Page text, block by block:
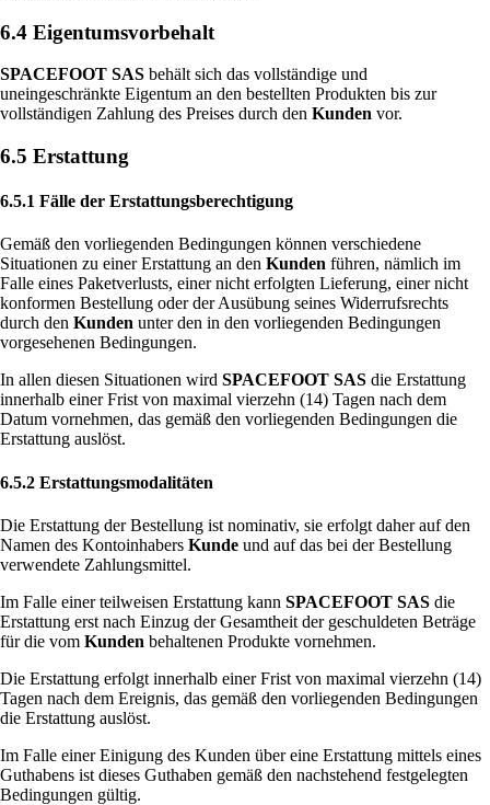
6.4 Eigentumsvorbehalt
SPACEFOOT SAS behält sich das vollständige und
uneingeschränkte Eigentum an den bestellten Produkten bis zur
vollständigen Zahlung des Preises durch den Kunden vor.
6.5 Erstattung
6.5.1 Fälle der Erstattungsberechtigung
Gemäß den vorliegenden Bedingungen können verschiedene
Situationen zu einer Erstattung an den Kunden führen, nämlich im
Falle eines Paketverlusts, einer nicht erfolgten Lieferung, einer nicht
konformen Bestellung oder der Ausübung seines Widerrufsrechts
durch den Kunden unter den in den vorliegenden Bedingungen
vorgesehenen Bedingungen.
In allen diesen Situationen wird SPACEFOOT SAS die Erstattung
innerhalb einer Frist von maximal vierzehn (14) Tagen nach dem
Datum vornehmen, das gemäß den vorliegenden Bedingungen die
Erstattung auslöst.
6.5.2 Erstattungsmodalitäten
Die Erstattung der Bestellung ist nominativ, sie erfolgt daher auf den
Namen des Kontoinhabers Kunde und auf das bei der Bestellung
verwendete Zahlungsmittel.
Im Falle einer teilweisen Erstattung kann SPACEFOOT SAS die
Erstattung erst nach Einzug der Gesamtheit der geschuldeten Beträge
für die vom Kunden behaltenen Produkte vornehmen.
Die Erstattung erfolgt innerhalb einer Frist von maximal vierzehn (14)
Tagen nach dem Ereignis, das gemäß den vorliegenden Bedingungen
die Erstattung auslöst.
Im Falle einer Einigung des Kunden über eine Erstattung mittels eines
Guthabens ist dieses Guthaben gemäß den nachstehend festgelegten
Bedingungen gültig.